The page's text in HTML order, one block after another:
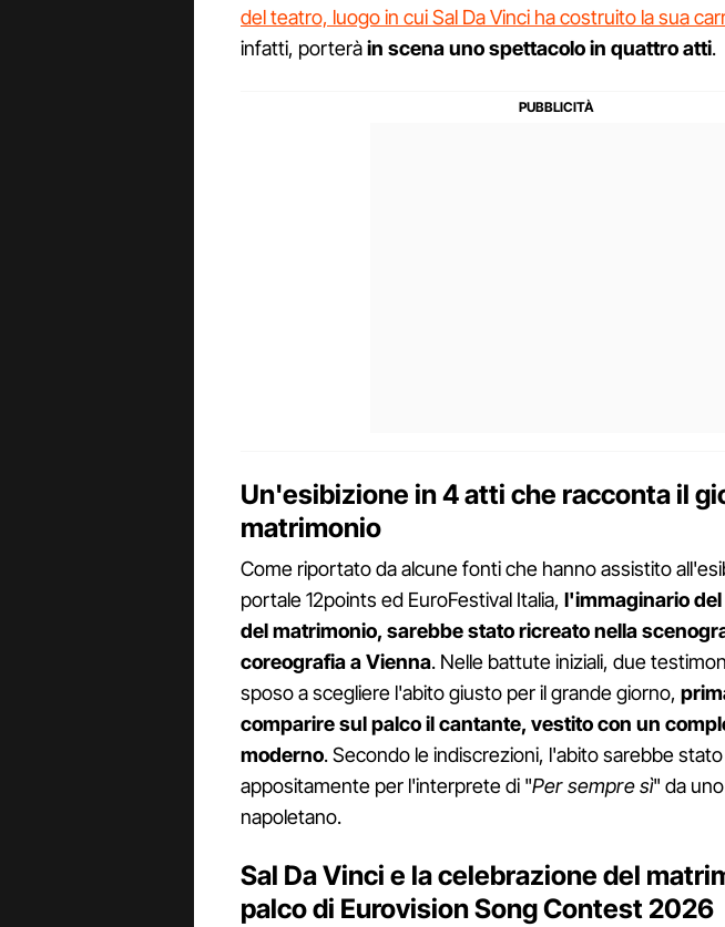
del teatro, luogo in cui Sal Da Vinci ha costruito la sua
infatti, porteràin scena uno spettacolo in quattro atti.
Un'esibizione in 4 atti che racconta il
matrimonio
Come riportato da alcune fonti che hanno assistito
portale 12points ed EuroFestival Italia, l'immaginario
del matrimonio, sarebbe stato ricreato nella
coreografia a Vienna. Nelle battute iniziali, due
sposo a scegliere l'abito giusto per il grande giorno,
comparire sul palco il cantante, vestito con un
moderno. Secondo le indiscrezioni, l'abito sarebbe
appositamente per l'interprete di "Per sempre sì" da
napoletano.
Sal Da Vinci e la celebrazione del
palco di Eurovision Song Contest 2026